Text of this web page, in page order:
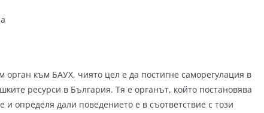
към БАУХ, чиято цел е да постигне саморегулация в
ресурси в България. Тя е органът, който постановява
определя дали поведението е в съответствие с този